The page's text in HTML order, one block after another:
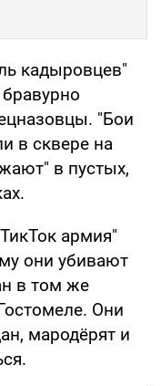
кадыровцев"
"Бои
в сквере на
в пустых,
армия"
они убивают
в том же
Они
мародёрят и